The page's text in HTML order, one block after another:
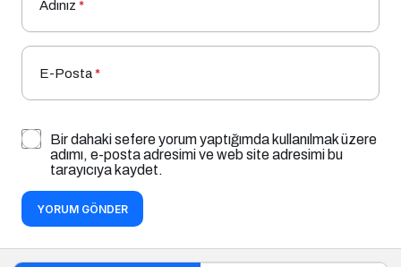
Adınız *
E-Posta*
Bir dahaki sefere yorum yaptığımda kullanılmak üzere
adımı, e-posta adresimi ve web site adresimi bu
tarayıcıya kaydet.
YORUM GÖNDER